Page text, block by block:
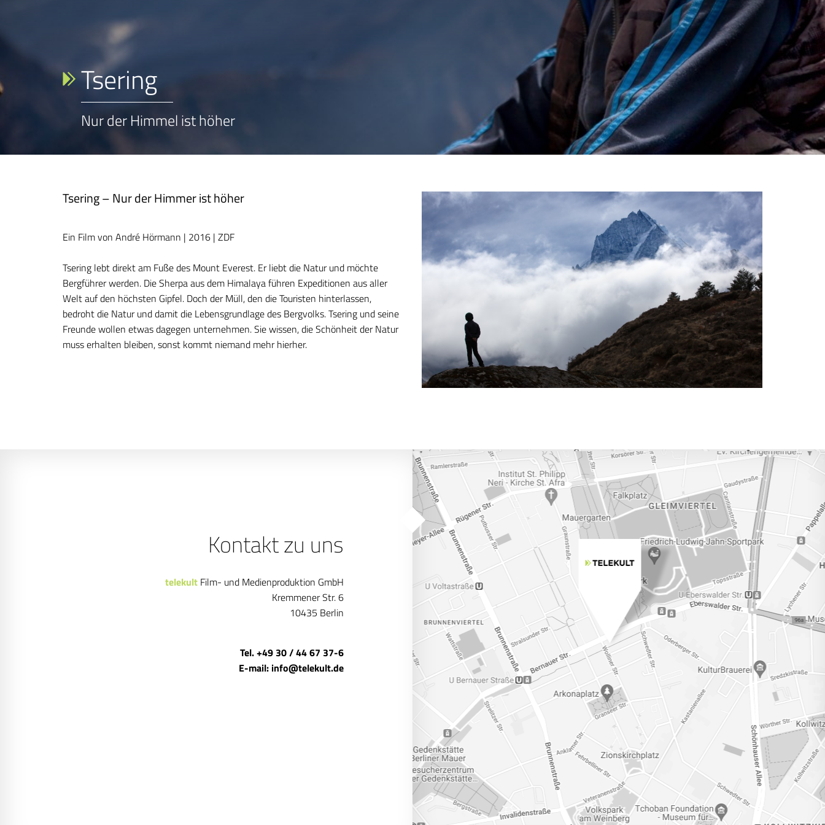
Tsering
Nur der Himmel ist höher
Tsering – Nur der Himmer ist höher
Ein Film von André Hörmann | 2016 | ZDF
Tsering lebt direkt am Fuße des Mount Everest. Er liebt die Natur und möchte
Bergführer werden. Die Sherpa aus dem Himalaya führen Expeditionen aus aller
Welt auf den höchsten Gipfel. Doch der Müll, den die Touristen hinterlassen,
bedroht die Natur und damit die Lebensgrundlage des Bergvolks. Tsering und seine
Freunde wollen etwas dagegen unternehmen. Sie wissen, die Schönheit der Natur
muss erhalten bleiben, sonst kommt niemand mehr hierher.
Kontakt zu uns
telekultFilm- und Medienproduktion GmbH
Kremmener Str. 6
10435 Berlin
Tel. +49 30 / 44 67 37-6
E-mail: info@telekult.de